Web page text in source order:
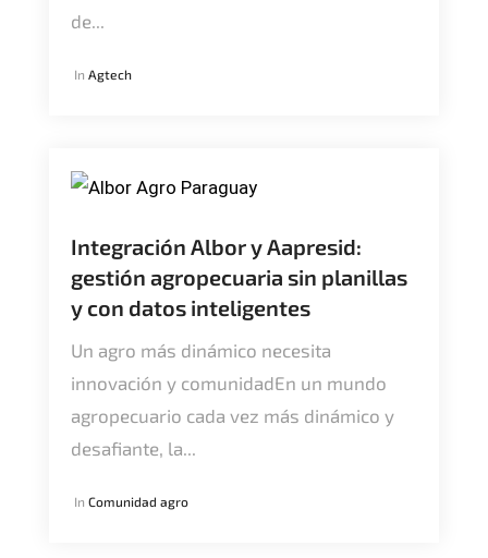
de...
In Agtech
Integración Albor y Aapresid:
gestión agropecuaria sin planillas
y con datos inteligentes
Un agro más dinámico necesita
innovación y comunidadEn un mundo
agropecuario cada vez más dinámico y
desafiante, la...
In Comunidad agro